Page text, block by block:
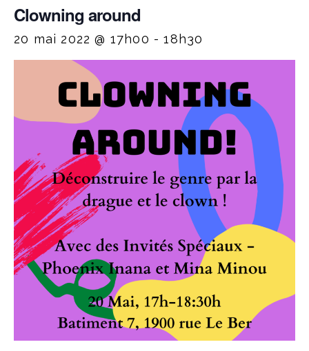
Clowning around
20 mai 2022 @ 17h00 -18h30